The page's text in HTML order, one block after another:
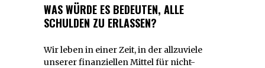
WAS WÜRDE ES BEDEUTEN, ALLE
SCHULDEN ZU ERLASSEN?
Wir leben in einer Zeit, in der allzuviele
unserer finanziellen Mittel für nicht-